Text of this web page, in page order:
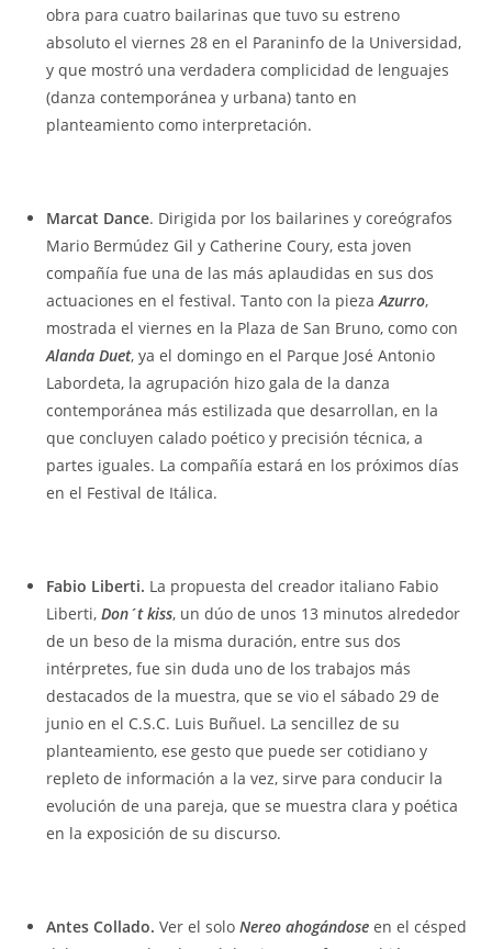
obra para cuatro bailarinas que tuvo su estreno
absoluto el viernes 28 en el Paraninfo de la Universidad,
y que mostró una verdadera complicidad de lenguajes
(danza contemporánea y urbana) tanto en
planteamiento como interpretación.
Marcat Dance. Dirigida por los bailarines y coreógrafos
Mario Bermúdez Gil y Catherine Coury, esta joven
compañía fue una de las más aplaudidas en sus dos
actuaciones en el festival. Tanto con la piezaAzurro,
mostrada el viernes en la Plaza de San Bruno, como con
Alanda Duet, ya el domingo en el Parque José Antonio
Labordeta, la agrupación hizo gala de la danza
contemporánea más estilizada que desarrollan, en la
que concluyen calado poético y precisión técnica, a
partes iguales. La compañía estará en los próximos días
en el Festival de Itálica.
Fabio Liberti. La propuesta del creador italiano Fabio
Liberti,Don´t kiss, un dúo de unos 13 minutos alrededor
de un beso de la misma duración, entre sus dos
intérpretes, fue sin duda uno de los trabajos más
destacados de la muestra, que se vio el sábado 29 de
junio en el C.S.C. Luis Buñuel. La sencillez de su
planteamiento, ese gesto que puede ser cotidiano y
repleto de información a la vez, sirve para conducir la
evolución de una pareja, que se muestra clara y poética
en la exposición de su discurso.
Antes Collado. Ver el soloNereo ahogándose en el césped